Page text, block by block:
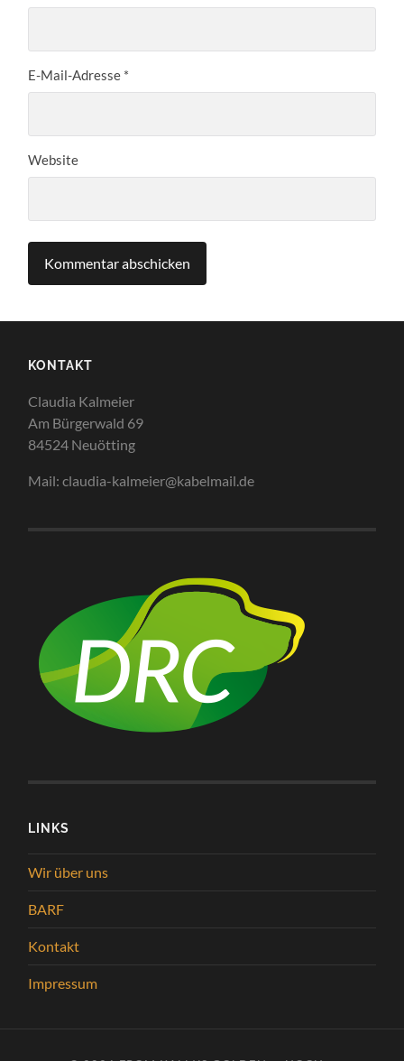
E-Mail-Adresse *
Website
KONTAKT
Claudia Kalmeier
Am Bürgerwald 69
84524 Neuötting
Mail: claudia-kalmeier@kabelmail.de
LINKS
Wir über uns
BARF
Kontakt
Impressum